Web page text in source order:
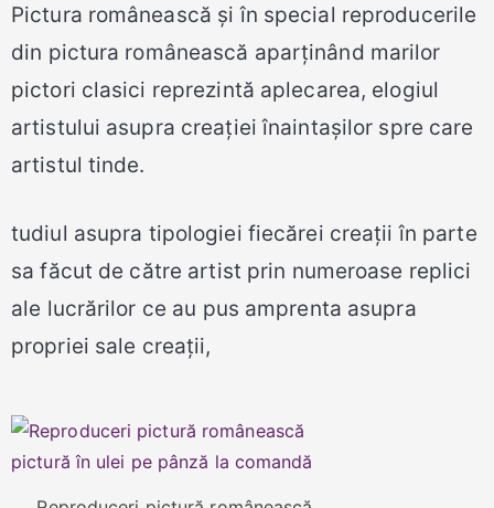
Pictura românească și în special reproducerile
din pictura românească aparținând marilor
pictori clasici reprezintă aplecarea, elogiul
artistului asupra creației înaintașilor spre care
artistul tinde.
tudiul asupra tipologiei fiecărei creații în parte
sa făcut de către artist prin numeroase replici
ale lucrărilor ce au pus amprenta asupra
propriei sale creații,